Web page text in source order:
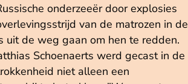
onderzeeër door explosies
van de matrozen in de
de weg gaan om hen te redden.
Schoenaerts werd gecast in de
niet alleen een